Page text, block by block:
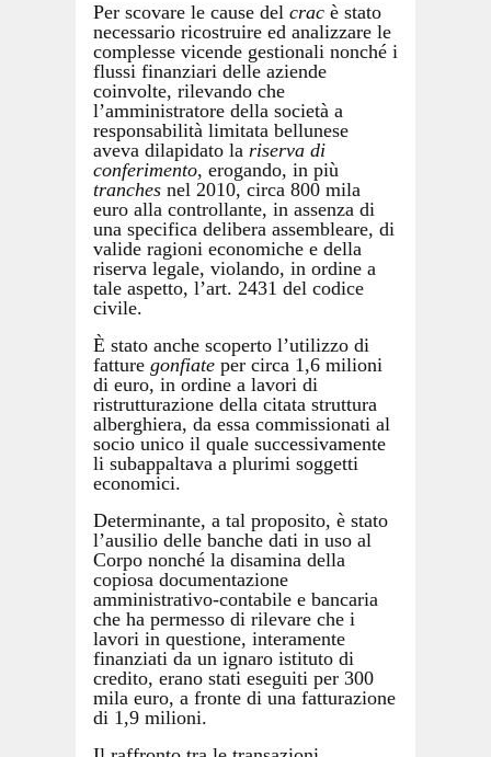
Per scovare le cause del crac è stato
necessario ricostruire ed analizzare le
complesse vicende gestionali nonché i
flussi finanziari delle aziende
coinvolte, rilevando che
l’amministratore della società a
responsabilità limitata bellunese
aveva dilapidato la riserva di
conferimento, erogando, in più
tranches nel 2010, circa 800 mila
euro alla controllante, in assenza di
una specifica delibera assembleare, di
valide ragioni economiche e della
riserva legale, violando, in ordine a
tale aspetto, l’art. 2431 del codice
civile.
È stato anche scoperto l’utilizzo di
fatture gonfiate per circa 1,6 milioni
di euro, in ordine a lavori di
ristrutturazione della citata struttura
alberghiera, da essa commissionati al
socio unico il quale successivamente
li subappaltava a plurimi soggetti
economici.
Determinante, a tal proposito, è stato
l’ausilio delle banche dati in uso al
Corpo nonché la disamina della
copiosa documentazione
amministrativo-contabile e bancaria
che ha permesso di rilevare che i
lavori in questione, interamente
finanziati da un ignaro istituto di
credito, erano stati eseguiti per 300
mila euro, a fronte di una fatturazione
di 1,9 milioni.